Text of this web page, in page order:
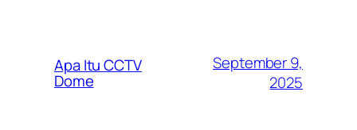
Apa Itu CCTV
Dome
September 9,
2025